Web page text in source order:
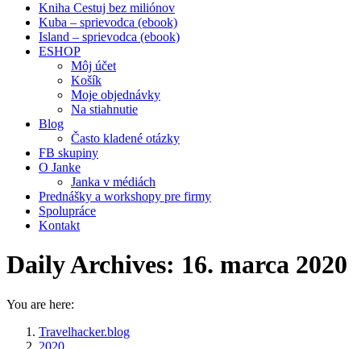
Kniha Cestuj bez miliónov
Kuba – sprievodca (ebook)
Island – sprievodca (ebook)
ESHOP
Môj účet
Košík
Moje objednávky
Na stiahnutie
Blog
Často kladené otázky
FB skupiny
O Janke
Janka v médiách
Prednášky a workshopy pre firmy
Spolupráce
Kontakt
Daily Archives: 16. marca 2020
You are here:
Travelhacker.blog
2020